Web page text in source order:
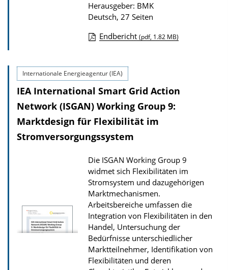
Herausgeber: BMK
Deutsch, 27 Seiten
w
n
l
o
a
s
z
u
r
P
u
b
l
Endbericht (pdf, 1.82 MB)
Internationale Energieagentur (IEA)
IEA International Smart Grid Action
Network (ISGAN) Working Group 9:
Marktdesign für Flexibilität im
Stromversorgungssystem
Die ISGAN Working Group 9
widmet sich Flexibilitäten im
Stromsystem und dazugehörigen
Marktmechanismen.
Arbeitsbereiche umfassen die
Integration von Flexibilitäten in den
Handel, Untersuchung der
Bedürfnisse unterschiedlicher
Marktteilnehmer, Identifikation von
Flexibilitäten und deren